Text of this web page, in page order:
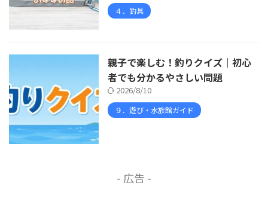
４．釣具
親子で楽しむ！釣りクイズ｜初心
者でも分かるやさしい問題
2026/8/10
９．遊び・水族館ガイド
- 広告 -